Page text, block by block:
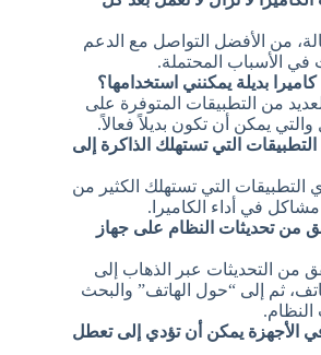
من الأفضل التواصل مع الدعم
في الأسباب المحتملة.
بديلة يمكنني استخدامها؟
من التطبيقات المتوفرة على
يمكن أن تكون بديلاً فعالاً.
التي تستهلك الذاكرة إلى
التطبيقات التي تستهلك الكثير من
مشاكل في أداء الكاميرا.
من تحديثات النظام على جهاز
من التحديثات عبر الذهاب إلى
ثم إلى “حول الهاتف” والبحث
الأجهزة يمكن أن تؤدي إلى تعطل